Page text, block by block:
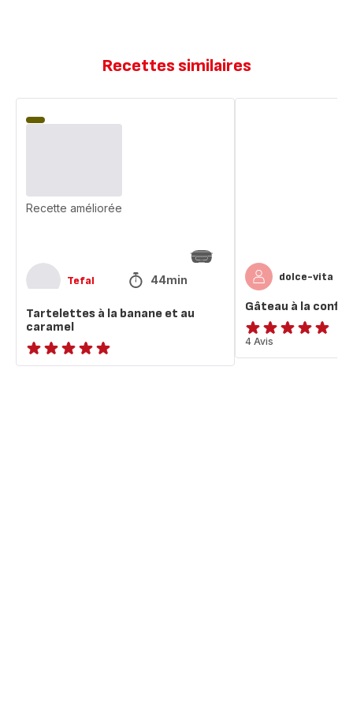
Recettes similaires
Tefal 44min
Tartelettes à la banane et au
caramel
ratings.NaN
Recette améliorée
caramel
dolce-vita
Gâteau à la
ratings.4.8
4 Avis